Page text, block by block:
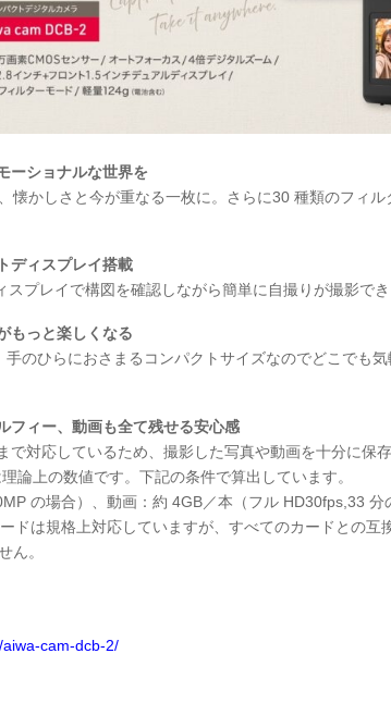
ーショナルな世界を
懐かしさと今が重なる一枚に。さらに30 種類のフィ
ディスプレイ搭載
プレイで構図を確認しながら簡単に自撮りが撮影でき
もっと楽しくなる
のひらにおさまるコンパクトサイズなのでどこでも気
フィー、動画も全て残せる安心感
で対応しているため、撮影した写真や動画を十分に保存
論上の数値です。下記の条件で算出しています。
の場合）、動画：約 4GB／本（フル HD30fps,33 分
ドは規格上対応していますが、すべてのカードとの互
ん。
cam-dcb-2/